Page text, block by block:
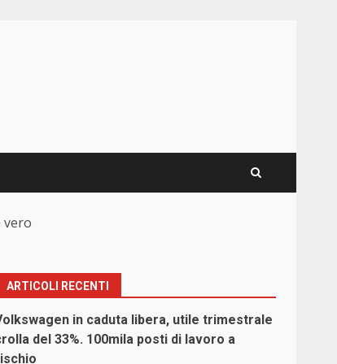
vero
ARTICOLI RECENTI
in caduta libera, utile trimestrale
del 33%. 100mila posti di lavoro a